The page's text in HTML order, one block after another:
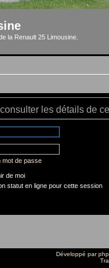
la Renault 25 Limousine.
les détails de
mot de passe
de moi
statut en ligne pour cette session
Développé par